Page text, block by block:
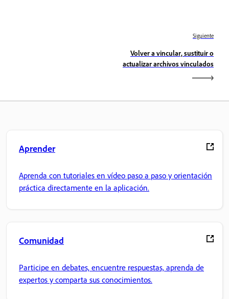
Siguiente
Volver a vincular, sustituir o
actualizar archivos vinculados
Aprender
Aprenda con tutoriales en vídeo paso a paso y orientación
práctica directamente en la aplicación.
Comunidad
Participe en debates, encuentre respuestas, aprenda de
expertos y comparta sus conocimientos.